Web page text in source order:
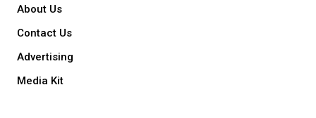
About Us
Contact Us
Advertising
Media Kit